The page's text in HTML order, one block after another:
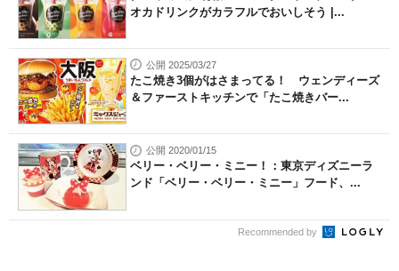
オカドリンクがカラフルでおいしそう |...
公開 2025/03/27
たこ焼き3個がはさまってる！ ウェンディーズ
＆ファーストキッチンで「たこ焼きバー...
公開 2020/01/15
ベリー・ベリー・ミニー！：東京ディズニーラ
ンド「ベリー・ベリー・ミニー」フード、...
Recommended by